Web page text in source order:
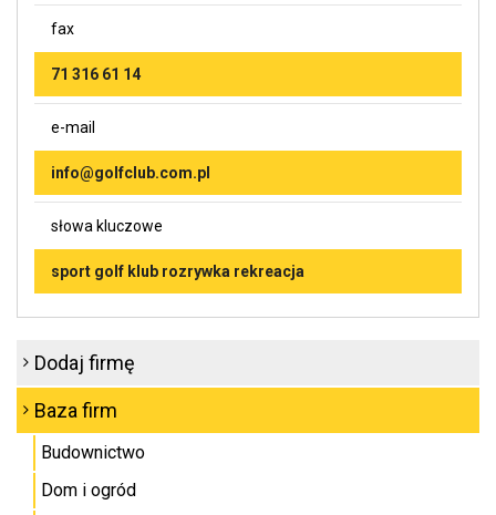
fax
71 316 61 14
e-mail
info@golfclub.com.pl
słowa kluczowe
sport golf klub rozrywka rekreacja
Dodaj firmę
Baza firm
Budownictwo
Dom i ogród